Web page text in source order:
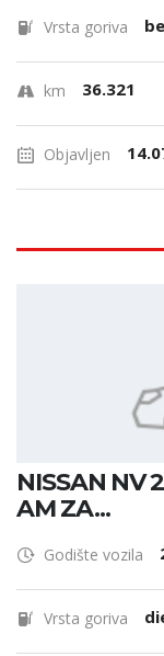
Vrsta goriva
km 36.321
Objavljen
NISSAN NV
AM ZA...
Godište vozila
Vrsta goriva